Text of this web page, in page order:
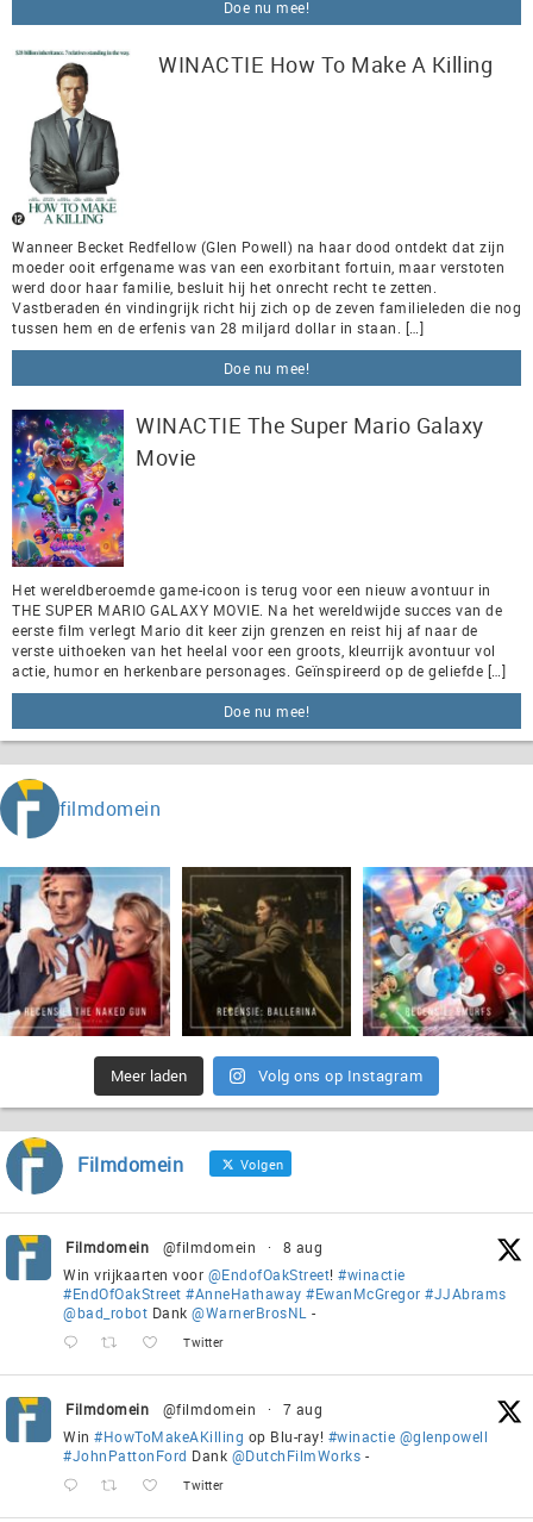
Doe nu mee!
WINACTIE How To Make A Killing
Wanneer Becket Redfellow (Glen Powell) na haar dood ontdekt dat zijn
moeder ooit erfgename was van een exorbitant fortuin, maar verstoten
werd door haar familie, besluit hij het onrecht recht te zetten.
Vastberaden én vindingrijk richt hij zich op de zeven familieleden die nog
tussen hem en de erfenis van 28 miljard dollar in staan. […]
Doe nu mee!
WINACTIE The Super Mario Galaxy
Movie
Het wereldberoemde game-icoon is terug voor een nieuw avontuur in
THE SUPER MARIO GALAXY MOVIE. Na het wereldwijde succes van de
eerste film verlegt Mario dit keer zijn grenzen en reist hij af naar de
verste uithoeken van het heelal voor een groots, kleurrijk avontuur vol
actie, humor en herkenbare personages. Geïnspireerd op de geliefde […]
Doe nu mee!
filmdomein
Meer laden Volg ons op Instagram
Filmdomein Volgen
Filmdomein @filmdomein ·
8 aug
Win vrijkaarten voor @EndofOakStreet! #winactie
#EndOfOakStreet #AnneHathaway #EwanMcGregor #JJAbrams
@bad_robot Dank @WarnerBrosNL -
Twitter
Filmdomein @filmdomein ·
7 aug
Win #HowToMakeAKilling op Blu-ray! #winactie @glenpowell
#JohnPattonFord Dank @DutchFilmWorks -
Twitter